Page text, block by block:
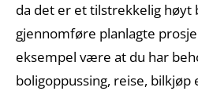
da det er et tilstrekkelig høyt
gjennomføre planlagte
eksempel være at du har
boligoppussing, reise, bilkjøp